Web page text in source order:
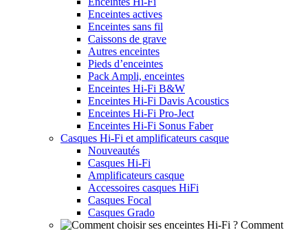
Enceintes actives
Enceintes sans fil
Caissons de grave
Autres enceintes
Pieds d’enceintes
Pack Ampli, enceintes
Enceintes Hi-Fi B&W
Enceintes Hi-Fi Davis Acoustics
Enceintes Hi-Fi Pro-Ject
Enceintes Hi-Fi Sonus Faber
Casques Hi-Fi et amplificateurs casque
Nouveautés
Casques Hi-Fi
Amplificateurs casque
Accessoires casques HiFi
Casques Focal
Casques Grado
Comment